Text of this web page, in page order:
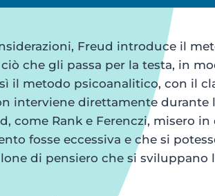
Freud introduce il
che gli passa per la testa, in
il metodo psicoanalitico, con il
interviene direttamente durante
come Rank e Ferenczi, misero
fosse eccessiva e che si
di pensiero che si